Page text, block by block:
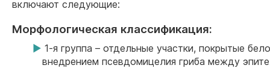
включают следующие:
Морфологическая классификация:
1-я группа – отдельные участки, покрытые
внедрением псевдомицелия гриба между